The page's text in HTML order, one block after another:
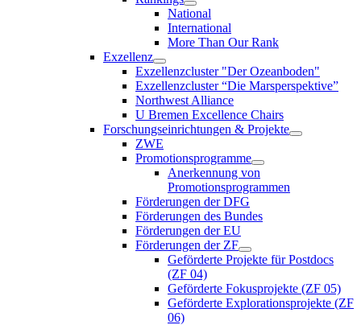
National
International
More Than Our Rank
Exzellenz
Exzellenzcluster "Der Ozeanboden"
Exzellenzcluster “Die Marsperspektive”
Northwest Alliance
U Bremen Excellence Chairs
Forschungseinrichtungen & Projekte
ZWE
Promotionsprogramme
Anerkennung von
Promotionsprogrammen
Förderungen der DFG
Förderungen des Bundes
Förderungen der EU
Förderungen der ZF
Geförderte Projekte für Postdocs
(ZF 04)
Geförderte Fokusprojekte (ZF 05)
Geförderte Explorationsprojekte (ZF
06)